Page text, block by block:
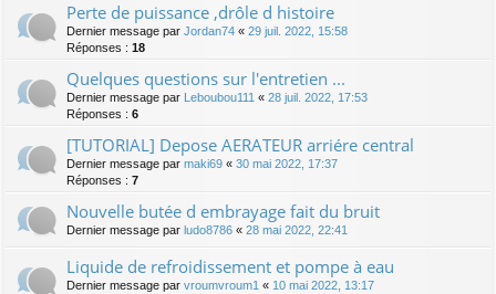
Perte de puissance ,drôle d histoire
Dernier message par Jordan74 « 29 juil. 2022, 15:58
Réponses : 18
Quelques questions sur l'entretien ...
Dernier message par Leboubou111 « 28 juil. 2022, 17:53
Réponses : 6
[TUTORIAL] Depose AERATEUR arriére central
Dernier message par maki69 « 30 mai 2022, 17:37
Réponses : 7
Nouvelle butée d embrayage fait du bruit
Dernier message par ludo8786 « 28 mai 2022, 22:41
Liquide de refroidissement et pompe à eau
Dernier message par vroumvroum1 « 10 mai 2022, 13:17